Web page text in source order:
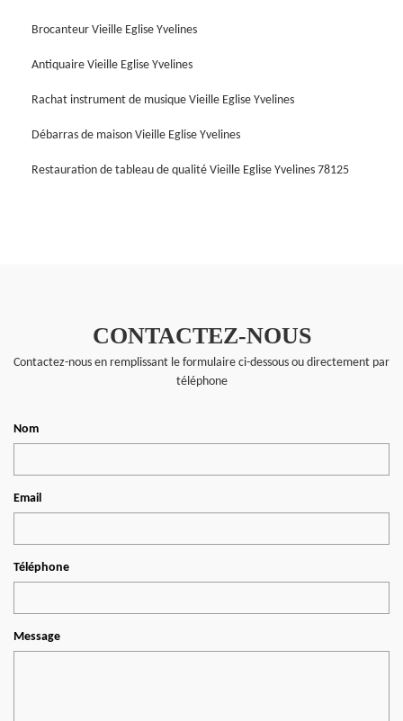
Brocanteur Vieille Eglise Yvelines
Antiquaire Vieille Eglise Yvelines
Rachat instrument de musique Vieille Eglise Yvelines
Débarras de maison Vieille Eglise Yvelines
Restauration de tableau de qualité Vieille Eglise Yvelines 78125
CONTACTEZ-NOUS
Contactez-nous en remplissant le formulaire ci-dessous ou directement par
téléphone
Nom
Email
Téléphone
Message